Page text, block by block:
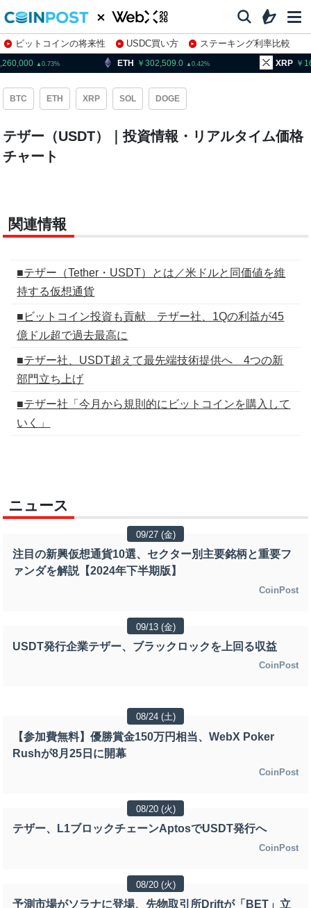
ビットコインの将来性 USDC買い方
ステーキング利率比較
株特集・関連銘柄
0.73 ETH 302,509.0 0.42 XRP
BTC ETH XRP SOL DOGE
テザー（USDT）｜投資情報・リアルタイム価格
チャート
関連情報
■テザー（Tether・USDT）とは／米ドルと同価値を維
持する仮想通貨
■ビットコイン投資も貢献 テザー社、1Qの利益が45
億ドル超で過去最高に
■テザー社、USDT超えて最先端技術提供へ 4つの新
部門立ち上げ
■テザー社「今月から規則的にビットコインを購入して
いく」
ニュース
09/27 (金)
注目の新興仮想通貨10選、セクター別主要銘柄と重要フ
ァンダを解説【2024年下半期版】
CoinPost
09/13 (金)
USDT発行企業テザー、ブラックロックを上回る収益
CoinPost
08/24 (土)
【参加費無料】優勝賞金150万円相当、WebX Poker
Rushが8月25日に開幕
CoinPost
08/20 (火)
テザー、L1ブロックチェーンAptosでUSDT発行へ
CoinPost
08/20 (火)
予測市場がソラナに登場、先物取引所Driftが「BET」立